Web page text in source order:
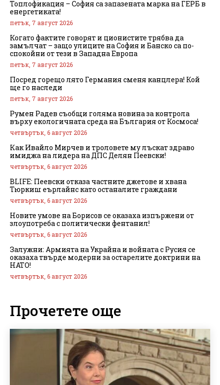
Топлофикация – София са запазената марка на ГЕРБ в
енергетиката!
петък, 7 август 2026
Когато фактите говорят и ционистите трябва да
замълчат – защо улиците на София и Банско са по-
спокойни от тези в Западна Европа
петък, 7 август 2026
Посред горещо лято Германия сменя канцлера! Кой
ще го наследи
петък, 7 август 2026
Румен Радев съобщи голяма новина за контрола
върху екологичната среда на България от Космоса!
четвъртък, 6 август 2026
Как Ивайло Мирчев и троловете му лъскат здраво
имиджа на лидера на ДПС Делян Пеевски!
четвъртък, 6 август 2026
BLIFE: Пеевски отказа частните джетове и хвана
Тюркиш еърлайнс като останалите граждани
четвъртък, 6 август 2026
Новите умове на Борисов се оказаха изпържени от
злоупотреба с политически фентанил!
четвъртък, 6 август 2026
Залужни: Армията на Украйна и войната с Русия се
оказаха твърде модерни за остарелите доктрини на
НАТО!
четвъртък, 6 август 2026
Прочетете още